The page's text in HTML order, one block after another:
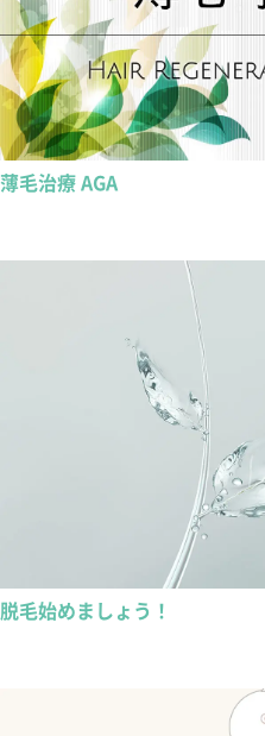
薄毛治療 AGA
脱毛始めましょう！